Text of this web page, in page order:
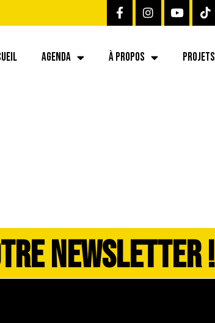
AGENDA À PROPOS PROJETS
NEWSLETTER !